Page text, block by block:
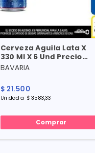
Cerveza Aguila Lata X
330 Ml X 6 Und Precio
Especial
BAVARIA
$ 21.500
Unidad a $ 3583,33
Comprar